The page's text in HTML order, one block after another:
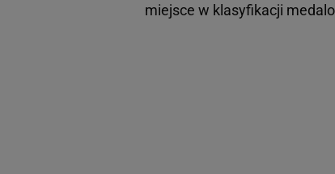
miejsce w klasyfikacji